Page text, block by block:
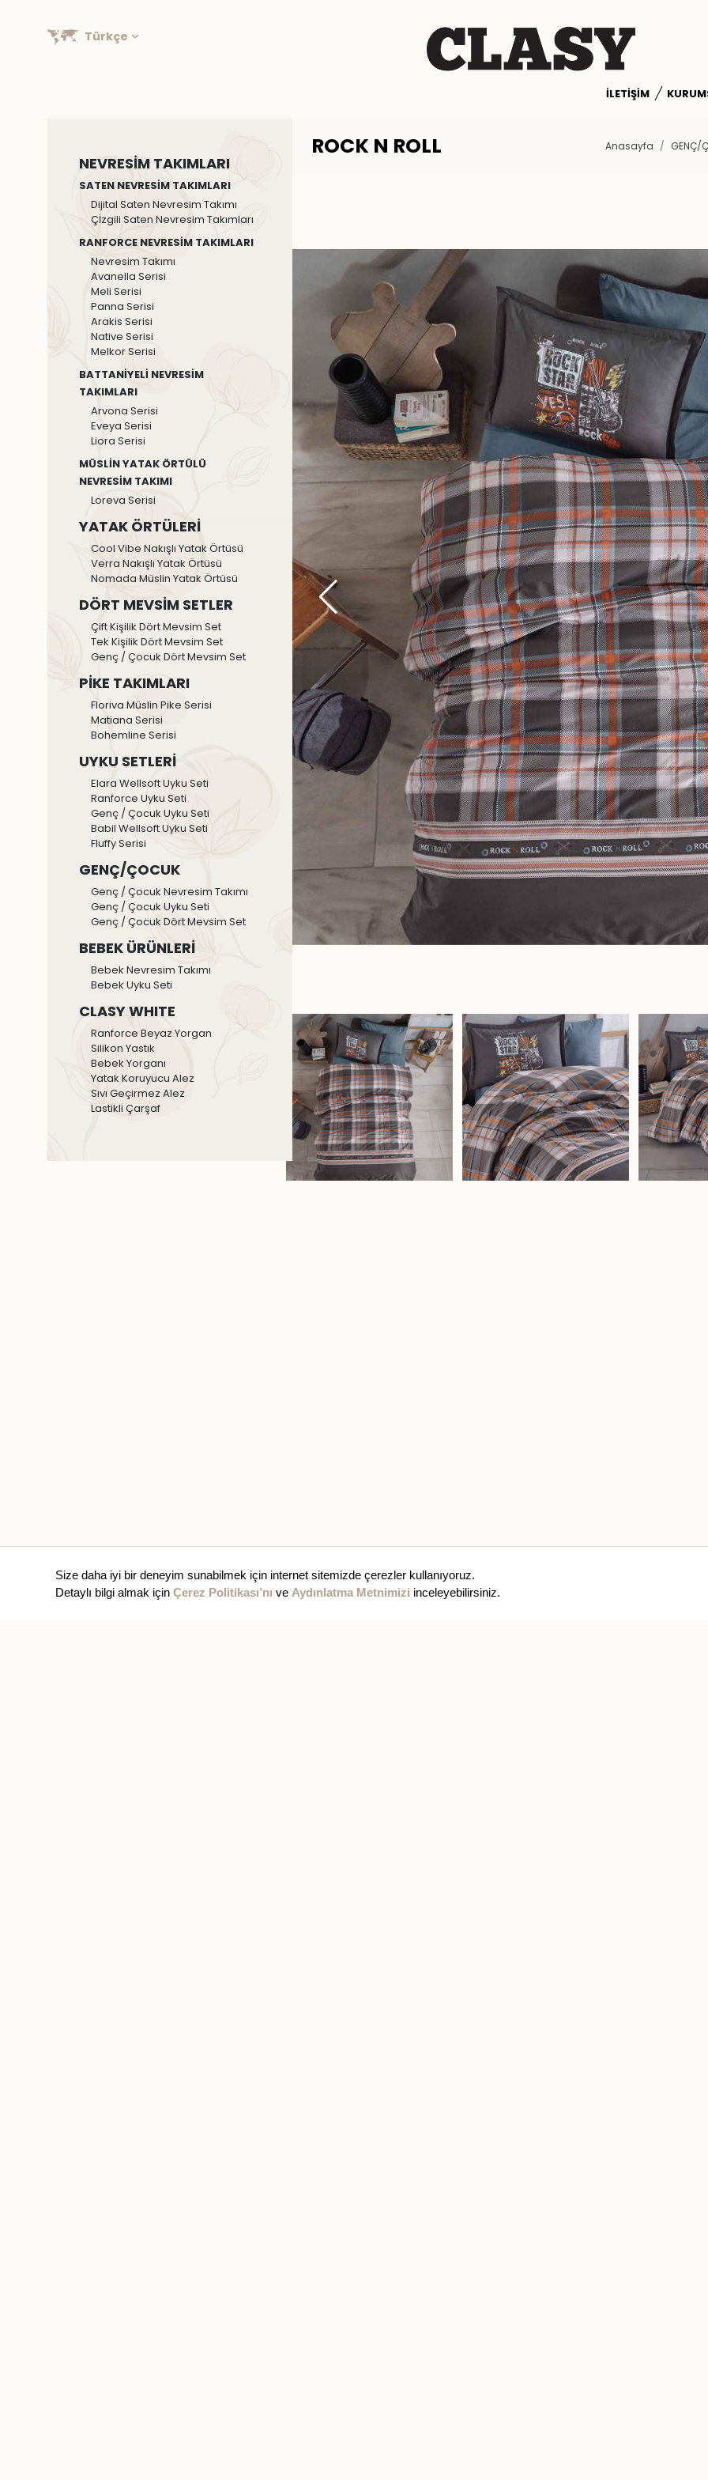
Size daha iyi bir deneyim sunabilmek için internet sitemizde çerezler kullanıyoruz.
Detaylı bilgi almak için Çerez Politikası’nı ve Aydınlatma Metnimizi inceleyebilirsiniz.
Türkçe
İLETIŞIM
NEVRESİM TAKIMLARI
SATEN NEVRESİM TAKIMLARI
Dijital Saten Nevresim Takımı
Çİzgili Saten Nevresim Takımları
RANFORCE NEVRESİM TAKIMLARI
Nevresim Takımı
Avanella Serisi
Meli Serisi
Panna Serisi
Arakis Serisi
Native Serisi
Melkor Serisi
BATTANİYELİ NEVRESİM
TAKIMLARI
Arvona Serisi
Eveya Serisi
Liora Serisi
MÜSLİN YATAK ÖRTÜLÜ
NEVRESİM TAKIMI
Loreva Serisi
YATAK ÖRTÜLERİ
Cool Vibe Nakışlı Yatak Örtüsü
Verra Nakışlı Yatak Örtüsü
Nomada Müslin Yatak Örtüsü
DÖRT MEVSİM SETLER
Çift Kişilik Dört Mevsim Set
Tek Kişilik Dört Mevsim Set
Genç / Çocuk Dört Mevsim Set
PİKE TAKIMLARI
Floriva Müslin Pike Serisi
Matiana Serisi
Bohemline Serisi
UYKU SETLERİ
Elara Wellsoft Uyku Seti
Ranforce Uyku Seti
Genç / Çocuk Uyku Seti
Babil Wellsoft Uyku Seti
Fluffy Serisi
GENÇ/ÇOCUK
Genç / Çocuk Nevresim Takımı
Genç / Çocuk Uyku Seti
Genç / Çocuk Dört Mevsim Set
BEBEK ÜRÜNLERİ
Bebek Nevresim Takımı
Bebek Uyku Seti
CLASY WHITE
Ranforce Beyaz Yorgan
Silikon Yastık
Bebek Yorganı
Yatak Koruyucu Alez
Sıvı Geçirmez Alez
Lastikli Çarşaf
ROCK N ROLL Anasayfa GENÇ/